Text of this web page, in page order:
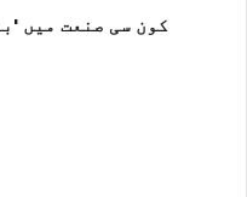
کون سی صنعت میں